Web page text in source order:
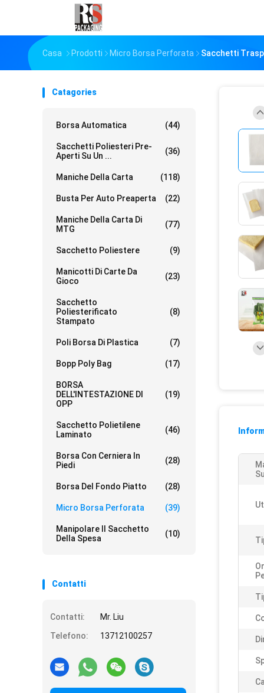
Casa Prodotti Micro Borsa Perforata Sacchetti
Catagories
Borsa Automatica (44)
Sacchetti Poliesteri Pre-
Aperti Su Un ...
(36)
Maniche Della Carta (118)
Busta Per Auto Preaperta (22)
Maniche Della Carta Di
MTG
(77)
Sacchetto Poliestere (9)
Manicotti Di Carte Da
Gioco
(23)
Sacchetto
Poliesterificato
Stampato
(8)
Poli Borsa Di Plastica (7)
Bopp Poly Bag (17)
BORSA
DELL'INTESTAZIONE DI
OPP
(19)
Sacchetto Polietilene
Laminato
(46)
Borsa Con Cerniera In
Piedi
(28)
Borsa Del Fondo Piatto (28)
Micro Borsa Perforata (39)
Manipolare Il Sacchetto
Della Spesa
(10)
Contatti
Contatti:
Mr. Liu
Telefono:
13712100257